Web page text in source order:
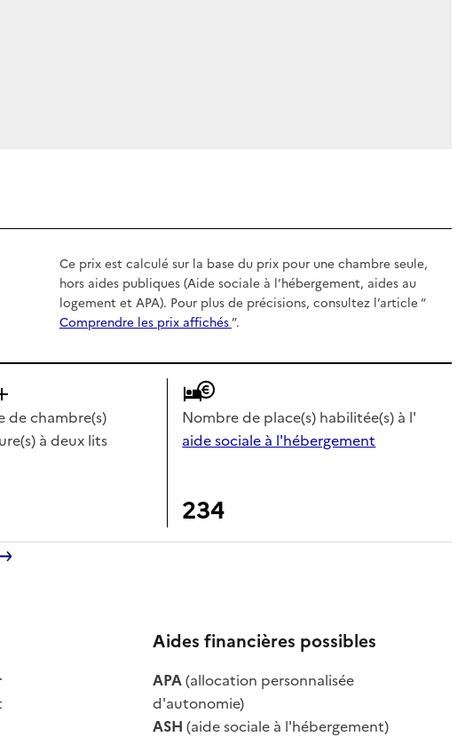
Ce prix est calculé sur la base du prix pour une chambre seule,
hors aides publiques (Aide sociale à l’hébergement, aides au
logement et APA). Pour plus de précisions, consultez l’article “
Comprendre les prix affichés”.
de chambre(s)
à deux lits
Nombre de place(s) habilitée(s) à l'
aide sociale à l'hébergement
234
disponible
Aides financières possibles
APA(allocation personnalisée
d'autonomie)
ASH (aide sociale à l'hébergement)